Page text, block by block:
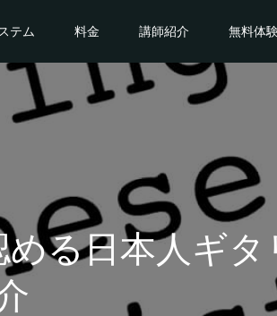
テム 料金 講師紹介 無料体
る日本人ギタ